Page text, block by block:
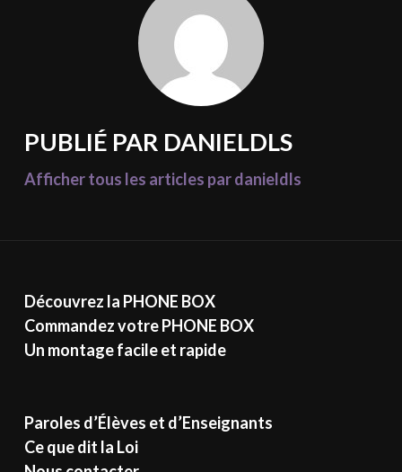
PUBLIÉ PAR DANIELDLS
Afficher tous les articles par danieldls
Découvrez la PHONE BOX
Commandez votre PHONE BOX
Un montage facile et rapide
Paroles d’Élèves et d’Enseignants
Ce que dit la Loi